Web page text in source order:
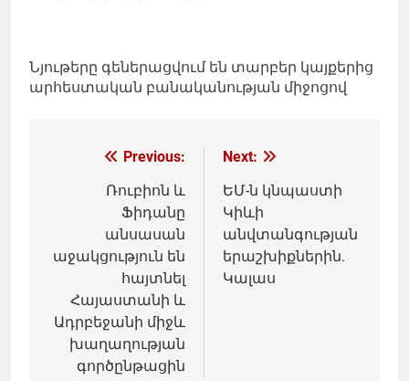
Նյութերը գեներացվում են տարբեր կայքերից
արհեստական բանականության միջոցով
Գրառումների
նավարկումը
Previous:
Ռուբիոն և
Ֆիդանը
անսասան
աջակցություն են
հայտնել
Հայաստանի և
Ադրբեջանի միջև
խաղաղության
գործընթացին
Next:
ԵՄ-ն կնպաստի
Կիևի
անվտանգության
երաշխիքներին.
Կալաս